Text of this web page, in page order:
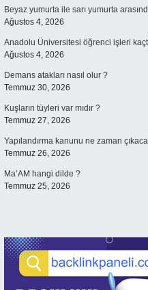
Beyaz yumurta ile sarı yumurta
Ağustos 4, 2026
Anadolu Üniversitesi öğrenci işleri
Ağustos 4, 2026
Demans atakları nasıl olur ?
Temmuz 30, 2026
Kuşların tüyleri var mıdır ?
Temmuz 27, 2026
Yapılandırma kanunu ne zaman
Temmuz 26, 2026
Ma’AM hangi dilde ?
Temmuz 25, 2026